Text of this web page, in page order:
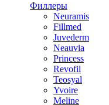
Филлеры
Neuramis
Fillmed
Juvederm
Neauvia
Princess
Revofil
Teosyal
Yvoire
Meline